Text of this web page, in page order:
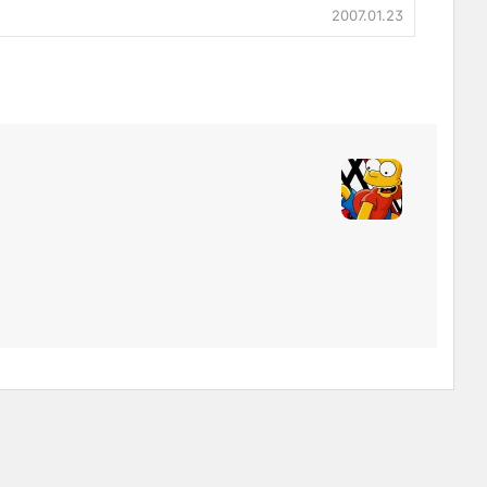
2007.01.23